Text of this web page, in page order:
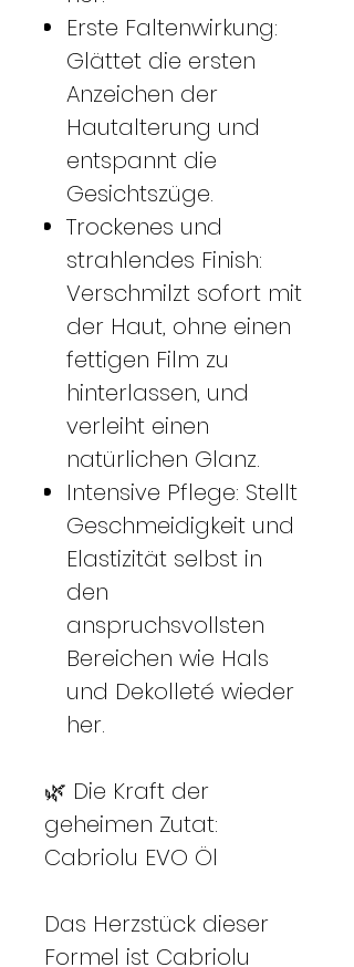
Erste Faltenwirkung:
Glättet die ersten
Anzeichen der
Hautalterung und
entspannt die
Gesichtszüge.
Trockenes und
strahlendes Finish:
Verschmilzt sofort mit
der Haut, ohne einen
fettigen Film zu
hinterlassen, und
verleiht einen
natürlichen Glanz.
Intensive Pflege: Stellt
Geschmeidigkeit und
Elastizität selbst in
den
anspruchsvollsten
Bereichen wie Hals
und Dekolleté wieder
her.
🌿 Die Kraft der
geheimen Zutat:
Cabriolu EVO Öl
Das Herzstück dieser
Formel ist Cabriolu